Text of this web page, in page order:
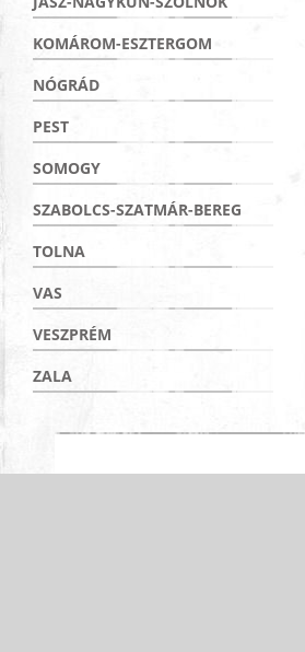
KOMÁROM-ESZTERGOM
NÓGRÁD
PEST
SOMOGY
SZABOLCS-SZATMÁR-BEREG
TOLNA
VAS
VESZPRÉM
ZALA